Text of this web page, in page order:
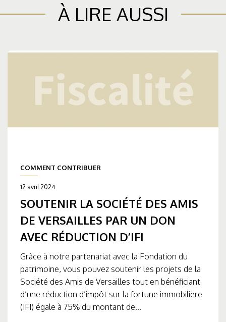
À LIRE AUSSI
COMMENT CONTRIBUER
12 avril 2024
SOUTENIR LA SOCIÉTÉ DES AMIS
DE VERSAILLES PAR UN DON
AVEC RÉDUCTION D’IFI
Grâce à notre partenariat avec la Fondation du
patrimoine, vous pouvez soutenir les projets de la
Société des Amis de Versailles tout en bénéficiant
d’une réduction d’impôt sur la fortune immobilière
(IFI) égale à 75% du montant de...